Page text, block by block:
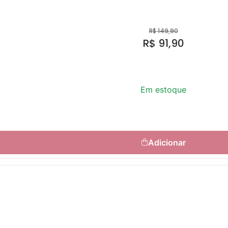
R$149,90
R$ 91,90
Em estoque
Adicionar